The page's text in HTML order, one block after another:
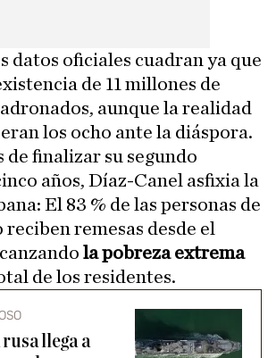
datos oficiales cuadran ya que
de 11 millones de
aunque la realidad
los ocho ante la diáspora.
de finalizar su segundo
años, Díaz-Canel asfixia la
El 83 % de las personas de
reciben remesas desde el
la pobreza extrema
de los residentes.
llega a